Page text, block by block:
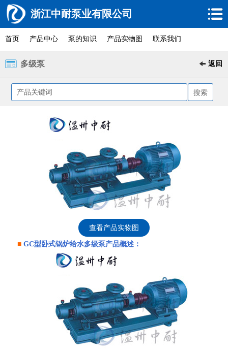
浙江中耐泵业有限公司
首页 产品中心 泵的知识 产品实物图 联系我们
多级泵 返回
查看产品实物图
■ GC型 卧式锅炉给水多级泵产品概述：